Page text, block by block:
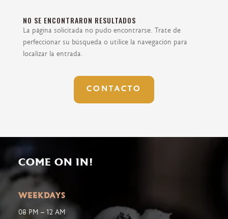
NO SE ENCONTRARON RESULTADOS
La página solicitada no pudo encontrarse. Trate de
perfeccionar su búsqueda o utilice la navegación para
localizar la entrada.
CONTACTO
COME ON IN!
WEEKDAYS
08 PM – 12 AM